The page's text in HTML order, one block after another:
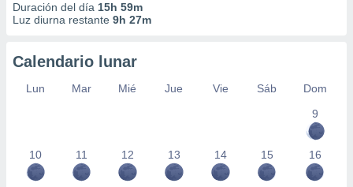
Duración del día 15h 59m
Luz diurna restante 9h 27m
Calendario lunar
Lun Mar Mié Jue Vie Sáb
Dom
9
10 11 12 13 14 15 16